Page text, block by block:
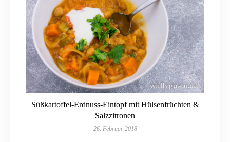
Süßkartoffel-Erdnuss-Eintopf mit Hülsenfrüchten &
Salzzitronen
26. Februar 2018